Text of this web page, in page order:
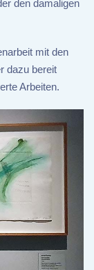
den damaligen
mit den
dazu bereit
Arbeiten.